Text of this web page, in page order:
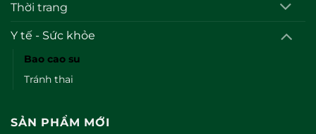
Thời trang
Y tế - Sức khỏe
Bao cao su
Tránh thai
SẢN PHẨM MỚI